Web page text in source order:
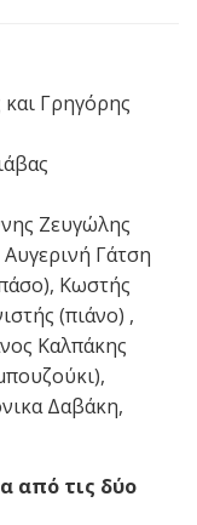
Γρηγόρης
Ζευγώλης
Γάτση
Κωστής
(πιάνο) ,
Καλπάκης
Δαβάκη,
από τις δύο